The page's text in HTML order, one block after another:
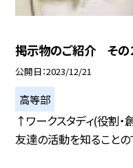
掲示物のご紹介 その
公開日 2023/12/21
高等部
↑ワークスタディ(役割
友達の活動を知ることの